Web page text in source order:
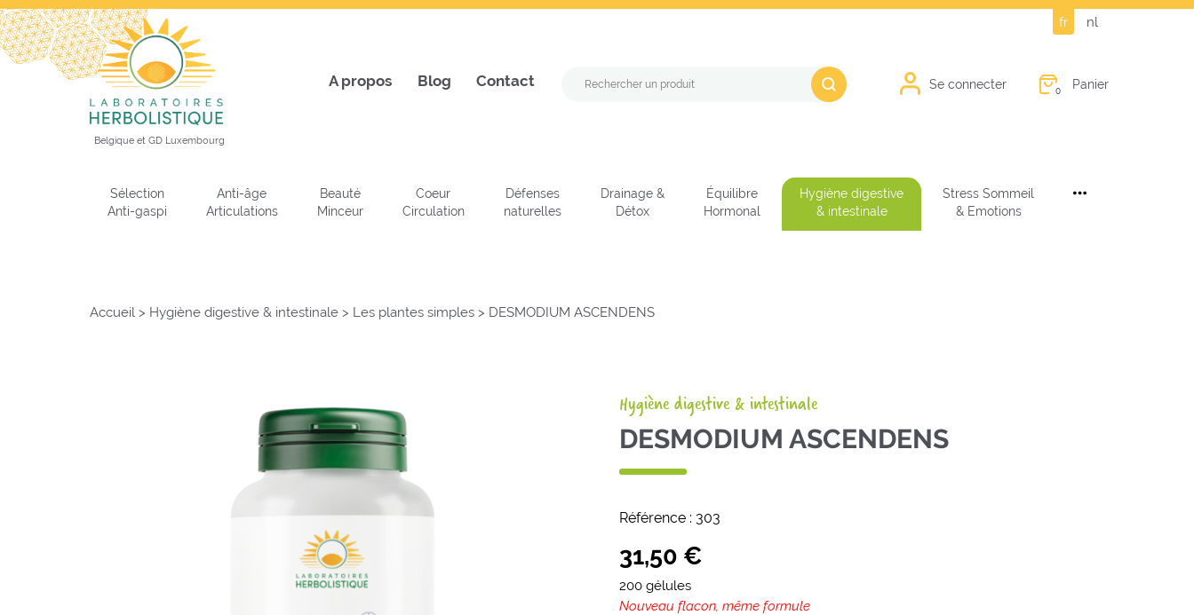
fr nl
Belgique et GD Luxembourg
A propos Blog Contact Se connecter Panier
0
Sélection
Anti-gaspi
Anti-âge
Articulations
Beauté
Minceur
Coeur
Circulation
Défenses
naturelles
Drainage &
Détox
Équilibre
Hormonal
Hygiène digestive
& intestinale
Stress Sommeil
& Emotions
Accueil > Hygiène digestive & intestinale> Les plantes simples> DESMODIUM ASCENDENS
Hygiène digestive & intestinale
DESMODIUM ASCENDENS
31,50 €
200 gélules
Nouveau flacon, même formule
Référence : 303